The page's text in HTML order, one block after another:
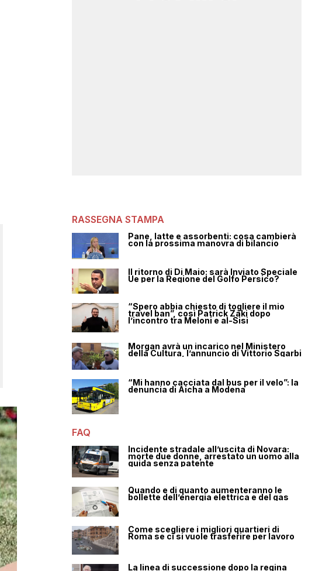
RASSEGNA STAMPA
Pane, latte e assorbenti: cosa cambierà
con la prossima manovra di bilancio
Il ritorno di Di Maio: sarà Inviato Speciale
Ue per la Regione del Golfo Persico?
“Spero abbia chiesto di togliere il mio
travel ban”, così Patrick Zaki dopo
l’incontro tra Meloni e al-Sisi
Morgan avrà un incarico nel Ministero
della Cultura, l’annuncio di Vittorio Sgarbi
“Mi hanno cacciata dal bus per il velo”: la
denuncia di Aicha a Modena
FAQ
Incidente stradale all’uscita di Novara:
morte due donne, arrestato un uomo alla
guida senza patente
Quando e di quanto aumenteranno le
bollette dell’energia elettrica e del gas
Come scegliere i migliori quartieri di
Roma se ci si vuole trasferire per lavoro
La linea di successione dopo la regina